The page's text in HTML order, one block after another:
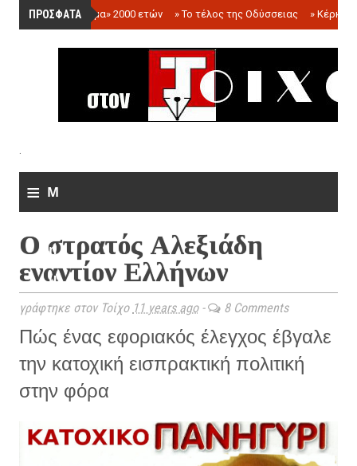
ΠΡΟΣΦΑΤΑ
»«Ολόγραμμα» 2000 ετών »Το τέλος της Οδύσσειας »
.
≡ M
n
u
Ο στρατός Αλεξιάδη
εναντίον Ελλήνων
γράφτηκε στον Τοίχο 11 years ago- 8 Comments
Πώς ένας εφοριακός έλεγχος έβγαλε
την κατοχική εισπρακτική πολιτική
στην φόρα